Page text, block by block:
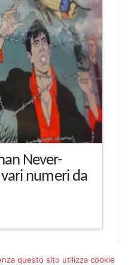
Never-
numeri da
questo sito utilizza cookie